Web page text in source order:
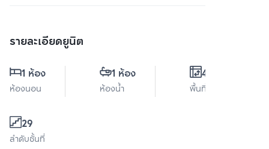
รายละเอียดยูนิต
1 ห้อง
ห้องนอน
1 ห้อง
ห้องน้ำ
46 ตร.ม.
พื้นที่ใช้สอย
29
ลำดับชั้นที่